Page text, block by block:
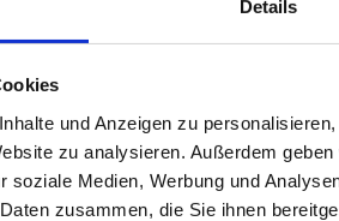
Details
und Anzeigen zu
zu analysieren. Außerdem
soziale Medien, Werbung und
zusammen, die Sie ihnen
ryd, Bezahlplattform
10.000 Tankstellen
europäische Länder
neuem Chief
Wachstumsphase ein.